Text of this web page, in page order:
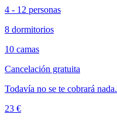
4 - 12 personas
8 dormitorios
10 camas
Cancelación gratuita
Todavía no se te cobrará nada.
23 €